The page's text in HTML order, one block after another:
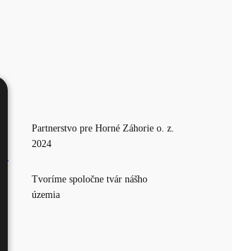
Partnerstvo pre Horné Záhorie o. z.
2024
Tvoríme spoločne tvár nášho
územia